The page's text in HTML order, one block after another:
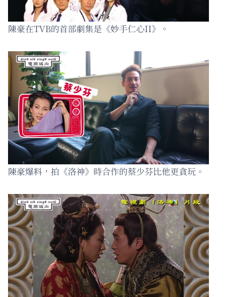
陳豪在TVB的首部劇集是《妙手仁心II》。
陳豪爆料，拍《洛神》時合作的蔡少芬比他更貪玩。